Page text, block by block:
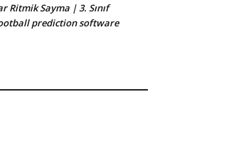
Ritmik Sayma | 3. Sınıf
prediction software